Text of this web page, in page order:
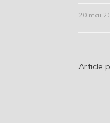
20 mai
Article